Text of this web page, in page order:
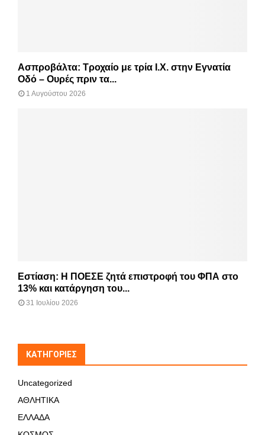
Ασπροβάλτα: Τροχαίο με τρία Ι.Χ. στην Εγνατία
Οδό – Ουρές πριν τα...
1 Αυγούστου 2026
Εστίαση: Η ΠΟΕΣΕ ζητά επιστροφή του ΦΠΑ στο
13% και κατάργηση του...
31 Ιουλίου 2026
KΑΤΗΓΟΡΊΕΣ
Uncategorized
ΑΘΛΗΤΙΚΑ
ΕΛΛΑΔΑ